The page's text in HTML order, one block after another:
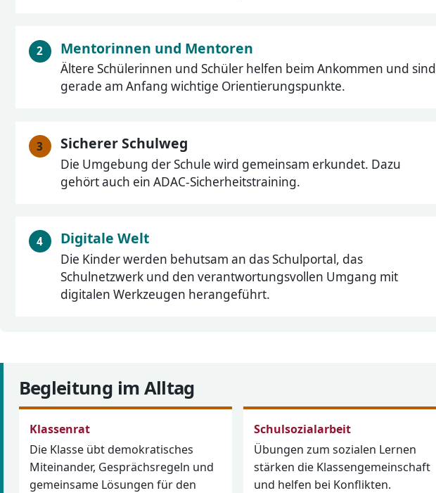
Mentorinnen und Mentoren
Ältere Schülerinnen und Schüler helfen beim Ankommen und sind
gerade am Anfang wichtige Orientierungspunkte.
Sicherer Schulweg
Die Umgebung der Schule wird gemeinsam erkundet. Dazu
gehört auch ein ADAC-Sicherheitstraining.
Digitale Welt
Die Kinder werden behutsam an das Schulportal, das
Schulnetzwerk und den verantwortungsvollen Umgang mit
digitalen Werkzeugen herangeführt.
Begleitung im Alltag
Klassenrat
Die Klasse übt demokratisches
Miteinander, Gesprächsregeln und
gemeinsame Lösungen für den
Schulsozialarbeit
Übungen zum sozialen Lernen
stärken die Klassengemeinschaft
und helfen bei Konflikten.